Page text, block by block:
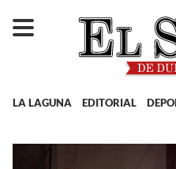
LA LAGUNA EDITORIAL